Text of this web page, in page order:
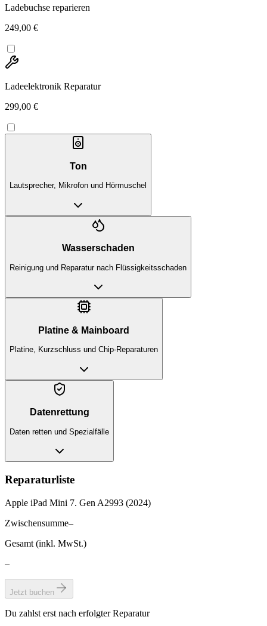
Ladebuchse reparieren
249,00 €
Ladeelektronik Reparatur
299,00 €
Ton
Lautsprecher, Mikrofon und Hörmuschel
Wasserschaden
Reinigung und Reparatur nach Flüssigkeitsschaden
Platine & Mainboard
Platine, Kurzschluss und Chip-Reparaturen
Datenrettung
Daten retten und Spezialfälle
Reparaturliste
Apple iPad Mini 7. Gen A2993 (2024)
Zwischensumme–
Gesamt (inkl. MwSt.)
–
Jetzt buchen
Du zahlst erst nach erfolgter Reparatur